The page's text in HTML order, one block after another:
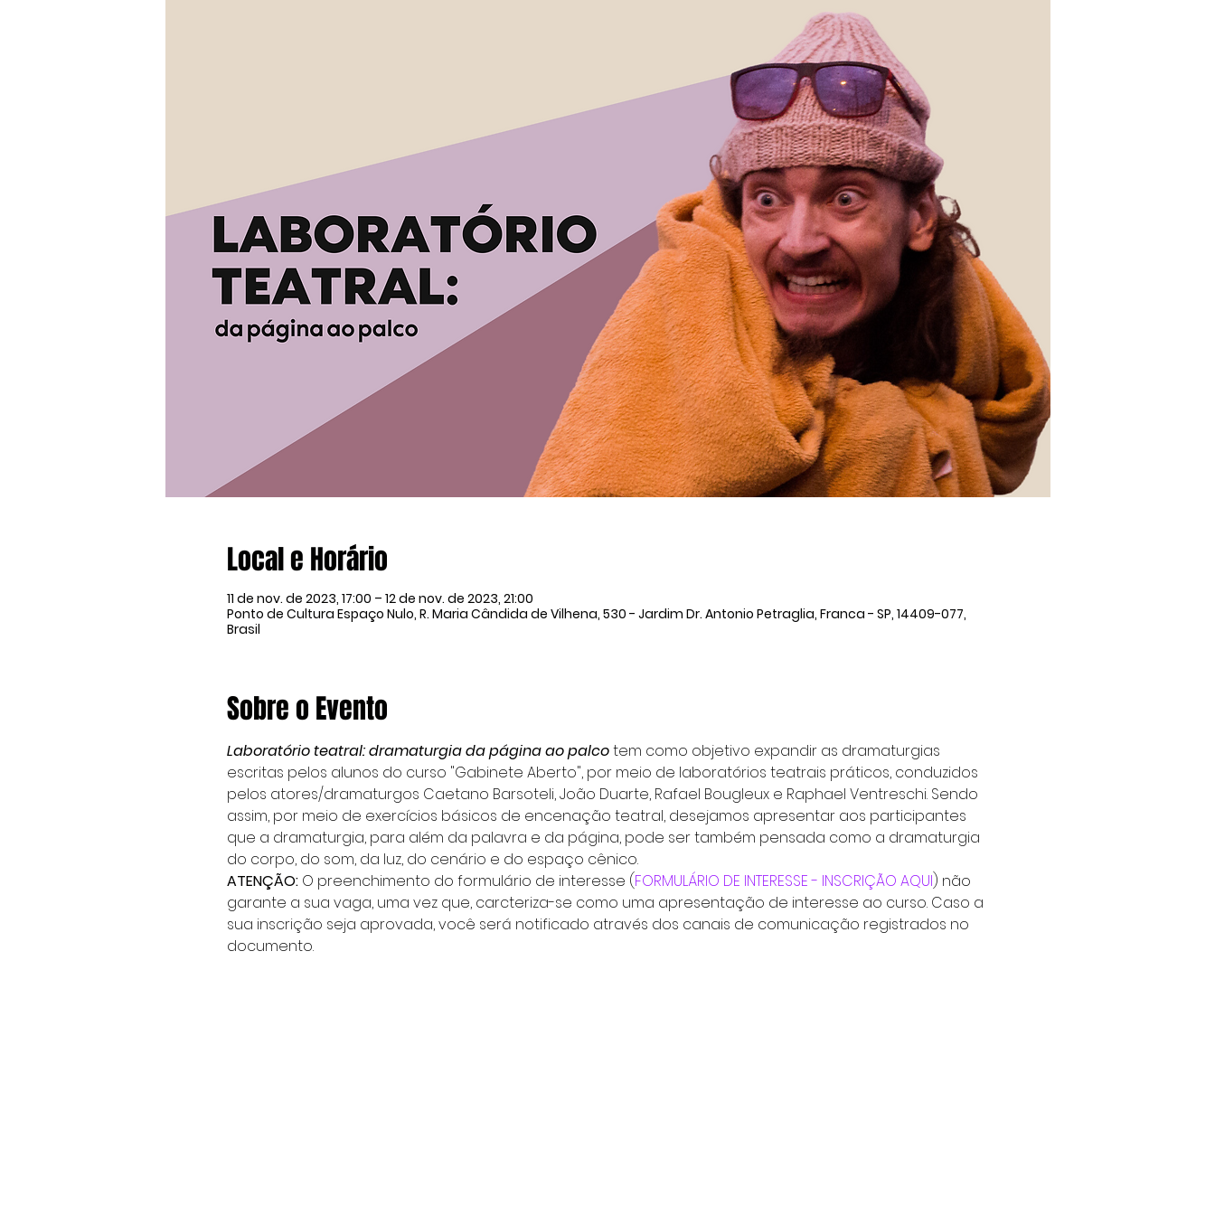
Local e Horário
11 de nov. de 2023, 17:00 – 12 de nov. de 2023, 21:00
Ponto de Cultura Espaço Nulo, R. Maria Cândida de Vilhena, 530 - Jardim Dr. Antonio Petraglia, Franca - SP, 14409-077,
Brasil
Sobre o Evento
Laboratório teatral: dramaturgia da página ao palco tem como objetivo expandir as dramaturgias
escritas pelos alunos do curso "Gabinete Aberto", por meio de laboratórios teatrais práticos, conduzidos
pelos atores/dramaturgos Caetano Barsoteli, João Duarte, Rafael Bougleux e Raphael Ventreschi. Sendo
assim, por meio de exercícios básicos de encenação teatral, desejamos apresentar aos participantes
que a dramaturgia, para além da palavra e da página, pode ser também pensada como a dramaturgia
do corpo, do som, da luz, do cenário e do espaço cênico.
ATENÇÃO: O preenchimento do formulário de interesse (FORMULÁRIO DE INTERESSE - INSCRIÇÃO AQUI) não
garante a sua vaga, uma vez que, carcteriza-se como uma apresentação de interesse ao curso. Caso a
sua inscrição seja aprovada, você será notificado através dos canais de comunicação registrados no
documento.